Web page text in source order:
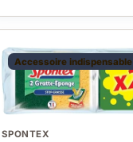
Accessoire indispensable
SPONTEX